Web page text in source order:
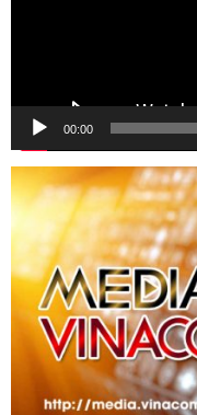
00:00